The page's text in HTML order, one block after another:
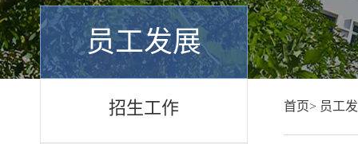
员工发展
招生工作 首页> 员工